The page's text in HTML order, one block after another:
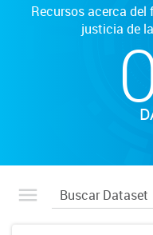
Recursos acerca
justicia de